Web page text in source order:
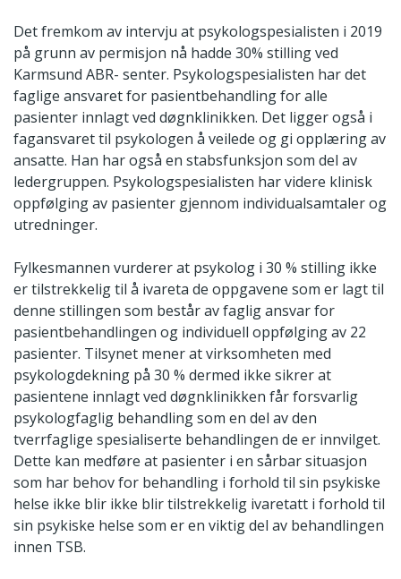
Det fremkom av intervju at psykologspesialisten i 2019
på grunn av permisjon nå hadde 30% stilling ved
Karmsund ABR- senter. Psykologspesialisten har det
faglige ansvaret for pasientbehandling for alle
pasienter innlagt ved døgnklinikken. Det ligger også i
fagansvaret til psykologen å veilede og gi opplæring av
ansatte. Han har også en stabsfunksjon som del av
ledergruppen. Psykologspesialisten har videre klinisk
oppfølging av pasienter gjennom individualsamtaler og
utredninger.
Fylkesmannen vurderer at psykolog i 30 % stilling ikke
er tilstrekkelig til å ivareta de oppgavene som er lagt til
denne stillingen som består av faglig ansvar for
pasientbehandlingen og individuell oppfølging av 22
pasienter. Tilsynet mener at virksomheten med
psykologdekning på 30 % dermed ikke sikrer at
pasientene innlagt ved døgnklinikken får forsvarlig
psykologfaglig behandling som en del av den
tverrfaglige spesialiserte behandlingen de er innvilget.
Dette kan medføre at pasienter i en sårbar situasjon
som har behov for behandling i forhold til sin psykiske
helse ikke blir ikke blir tilstrekkelig ivaretatt i forhold til
sin psykiske helse som er en viktig del av behandlingen
innen TSB.